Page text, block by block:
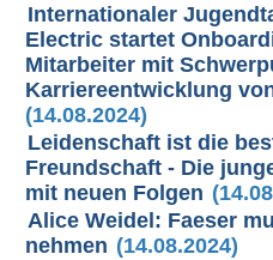
Internationaler
Electric startet
Mitarbeiter mit
Karriereentwicklung
(14.08.2024)
Leidenschaft ist die
Freundschaft - Die
mit neuen Folgen
Alice Weidel: Faeser
nehmen (14.08.2024)